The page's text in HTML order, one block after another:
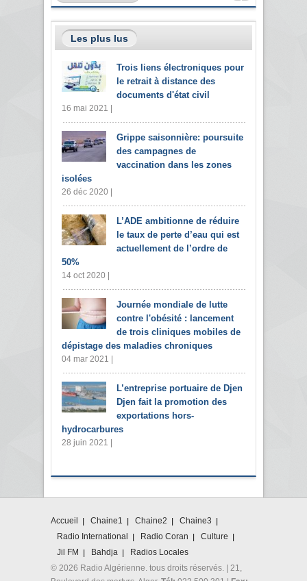
Les plus lus
Trois liens électroniques pour
le retrait à distance des
documents d'état civil
16 mai 2021 |
Grippe saisonnière: poursuite
des campagnes de
vaccination dans les zones
isolées
26 déc 2020 |
L’ADE ambitionne de réduire
le taux de perte d’eau qui est
actuellement de l’ordre de
50%
14 oct 2020 |
Journée mondiale de lutte
contre l'obésité : lancement
de trois cliniques mobiles de
dépistage des maladies chroniques
04 mar 2021 |
L’entreprise portuaire de Djen
Djen fait la promotion des
exportations hors-
hydrocarbures
28 juin 2021 |
Accueil Chaine1 Chaine2
Chaine3
Radio International
Radio Coran
Culture
Jil FM
Bahdja
Radios Locales
© 2026 Radio Algérienne. tous droits réservés. | 21,